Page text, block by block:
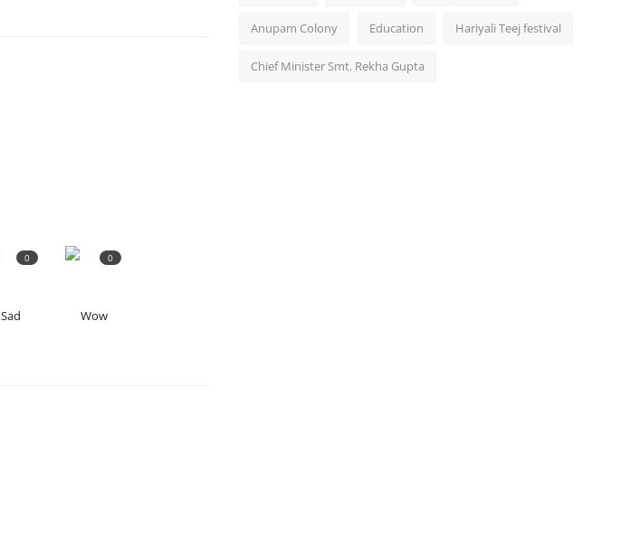
Sad
0
Wow
0
Anupam Colony Education Hariyali Teej festival
Chief Minister Smt. Rekha Gupta